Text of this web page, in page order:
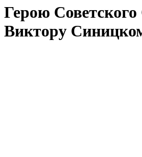
Герою
Виктору